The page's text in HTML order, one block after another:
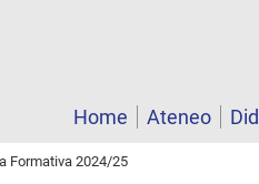
Home Ateneo
Formativa 2024/25